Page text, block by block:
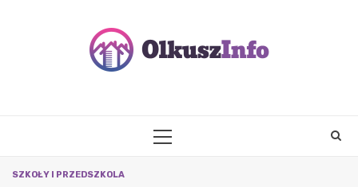
PRIMARY
SZKOŁY I PRZEDSZKOLA